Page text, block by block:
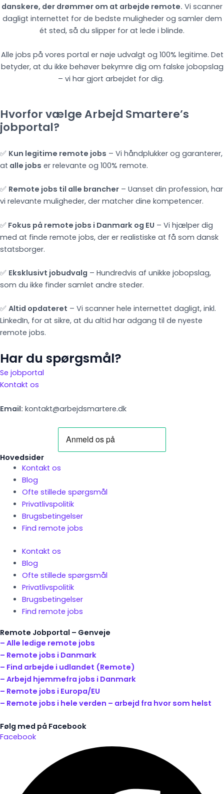
danskere, der drømmer om at arbejde remote. Vi scanner
dagligt internettet for de bedste muligheder og samler dem
ét sted, så du slipper for at lede i blinde.
Alle jobs på vores portal er nøje udvalgt og 100% legitime. Det
betyder, at du ikke behøver bekymre dig om falske jobopslag
– vi har gjort arbejdet for dig.
Hvorfor vælge Arbejd Smartere’s
jobportal?
✅ Kun legitime remote jobs – Vi håndplukker og garanterer,
at alle jobs er relevante og 100% remote.
✅ Remote jobs til alle brancher – Uanset din profession, har
vi relevante muligheder, der matcher dine kompetencer.
✅ Fokus på remote jobs i Danmark og EU – Vi hjælper dig
med at finde remote jobs, der er realistiske at få som dansk
statsborger.
✅ Eksklusivt jobudvalg – Hundredvis af unikke jobopslag,
som du ikke finder samlet andre steder.
✅ Altid opdateret – Vi scanner hele internettet dagligt, inkl.
LinkedIn, for at sikre, at du altid har adgang til de nyeste
remote jobs.
Har du spørgsmål?
Se jobportal
Kontakt os
Email: kontakt@arbejdsmartere.dk
Hovedsider
Kontakt os
Blog
Ofte stillede spørgsmål
Privatlivspolitik
Brugsbetingelser
Find remote jobs
Kontakt os
Blog
Ofte stillede spørgsmål
Privatlivspolitik
Brugsbetingelser
Find remote jobs
Remote Jobportal – Genveje
– Alle ledige remote jobs
– Remote jobs i Danmark
– Find arbejde i udlandet (Remote)
– Arbejd hjemmefra jobs i Danmark
– Remote jobs i Europa/EU
– Remote jobs i hele verden – arbejd fra hvor som helst
Følg med på Facebook
Facebook